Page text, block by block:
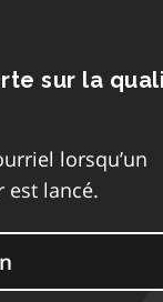
sur la
lorsqu’un
est lancé.